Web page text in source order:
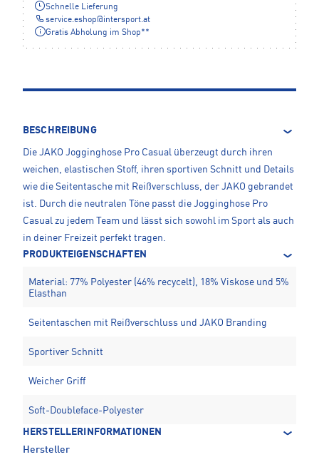
Schnelle Lieferung
service.eshop@intersport.at
Gratis Abholung im Shop**
BESCHREIBUNG
Die JAKO Jogginghose Pro Casual überzeugt durch ihren
weichen, elastischen Stoff, ihren sportiven Schnitt und Details
wie die Seitentasche mit Reißverschluss, der JAKO gebrandet
ist. Durch die neutralen Töne passt die Jogginghose Pro
Casual zu jedem Team und lässt sich sowohl im Sport als auch
in deiner Freizeit perfekt tragen.
PRODUKTEIGENSCHAFTEN
Material: 77% Polyester (46% recycelt), 18% Viskose und 5%
Elasthan
Seitentaschen mit Reißverschluss und JAKO Branding
Sportiver Schnitt
Weicher Griff
Soft-Doubleface-Polyester
HERSTELLERINFORMATIONEN
Hersteller